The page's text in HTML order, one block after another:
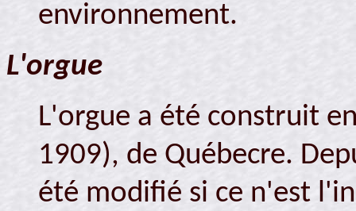
environnement.
L'orgue
L'orgue a été construit
1909), de Québecre.
été modifié si ce n'est